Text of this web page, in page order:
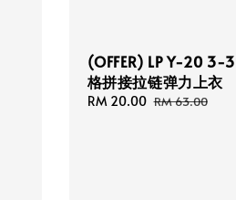
(OFFER) LP Y-20 3-
格拼接拉链弹力上衣
Sale
RM 20.00 Regular
RM 63.00